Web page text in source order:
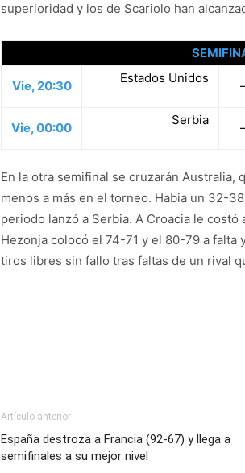
superioridad y los de Scariolo han
Vie, 20:30
Estados Unidos
Vie, 00:00
Serbia
En la otra semifinal se cruzarán Australia,
menos a más en el torneo. Habia un 32-
periodo lanzó a Serbia. A Croacia le
Hezonja colocó el 74-71 y el 80-79 a falta
tiros libres sin fallo tras faltas de un rival
Artículo anterior
España destroza a Francia (92-67) y llega a
semifinales a su mejor nivel